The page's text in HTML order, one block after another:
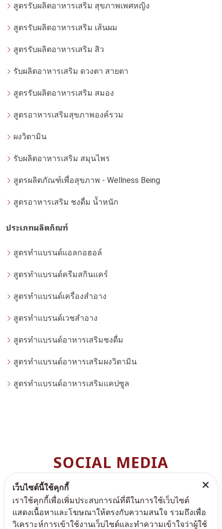
สูตรรับผลิตอาหารเสริม สุขภาพเพศหญิง
สูตรรับผลิตอาหารเสริม เส้นผม
สูตรรับผลิตอาหารเสริม สิว
รับผลิตอาหารเสริม ดวงตา สายตา
สูตรรับผลิตอาหารเสริม สมอง
สูตรอาหารเสริมสุขภาพองค์รวม
ผงวิตามิน
รับผลิตอาหารเสริม สมุนไพร
สูตรผลิตภัณฑ์เพื่อสุขภาพ - Wellness Being
สูตรอาหารเสริม ชงดื่ม น้ำหนัก
ประเภทผลิตภัณฑ์
สูตรทำแบรนด์แอลกอฮอล์
สูตรทำแบรนด์ครีมสกินแคร์
สูตรทำแบรนด์เครื่องสำอาง
สูตรทำแบรนด์เวชสำอาง
สูตรทำแบรนด์อาหารเสริมชงดื่ม
สูตรทำแบรนด์อาหารเสริมผงวิตามิน
สูตรทำแบรนด์อาหารเสริมแคปซูล
SOCIAL MEDIA
สามารถติดตามพรีมา แคร์ ได้ตามช่องทางต่างๆ เพื่อไม่ให้ท่านพ
ลาดโปรโมชั่นดีๆ
เว็บไซต์นี้ใช้คุกกี้
เราใช้คุกกี้เพื่อเพิ่มประสบการณ์ที่ดีในการใช้เว็บไซต์
แสดงเนื้อหาและโฆษณาให้ตรงกับความสนใจ รวมถึงเพื่อ
วิเคราะห์การเข้าใช้งานเว็บไซต์และทำความเข้าใจว่าผู้ใช้